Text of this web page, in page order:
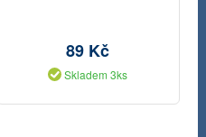
89 Kč
Skladem 3ks